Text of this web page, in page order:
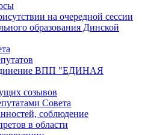
на очередной сессии
образования Динской
ВПП "ЕДИНАЯ
созывов
Совета
соблюдение
в области